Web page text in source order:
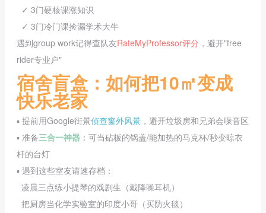
✓ 3门硬核课涨知识
✓ 3门冷门课捡漏学术大牛
遇到group work记得查队友RateMyProfessor评分 ，避开"free
rider专业户"
宿舍盲盒：如何把10㎡变成
快乐老家
▪️ 提前用Google街景侦查窗外风景 ，避开垃圾房和兄弟会噪音区
▪️ 准备三合一神器 ：可当砧板的锅盖/能加热的马克杯/秒变晾衣
杆的台灯
▪️ 遇到这些室友请速存档：
凌晨三点练小提琴的戏剧生（戴降噪耳机）
把厨房当化学实验室的印度小哥（买防火毯）